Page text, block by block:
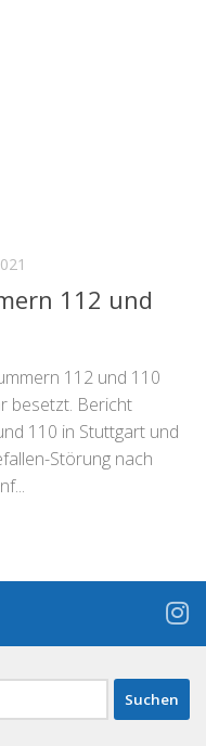
112 und
112 und 110
besetzt. Bericht
110 in Stuttgart und
Störung nach